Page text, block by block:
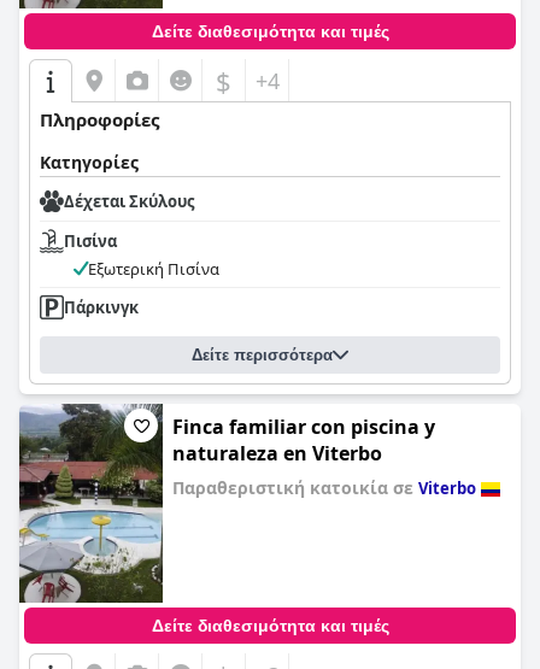
Δείτε διαθεσιμότητα και τιμές
$ +4
Πληροφορίες
Κατηγορίες
Δέχεται Σκύλους
Πισίνα
Εξωτερική Πισίνα
Πάρκινγκ
Δείτε περισσότερα
Finca familiar con piscina y
naturaleza en Viterbo
Παραθεριστική κατοικία σε Viterbo
Δείτε διαθεσιμότητα και τιμές